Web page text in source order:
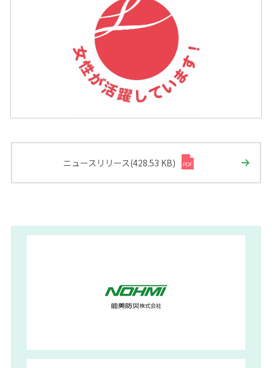
ニュースリリース(428.53 KB)